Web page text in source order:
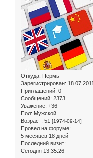
Откуда: Пермь
Зарегистрирован: 18.07.2011
Приглашений: 0
Сообщений: 2373
Уважение: +36
Пол: Мужской
Возраст: 51 [1974-09-14]
Провел на форуме:
5 месяцев 18 дней
Последний визит:
Сегодня 13:35:26